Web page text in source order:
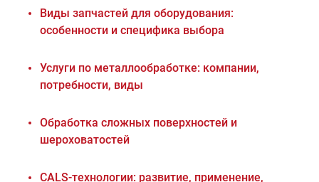
Виды запчастей для оборудования:
особенности и специфика выбора
Услуги по металлообработке: компании,
потребности, виды
Обработка сложных поверхностей и
шероховатостей
CALS-технологии: развитие, применение,